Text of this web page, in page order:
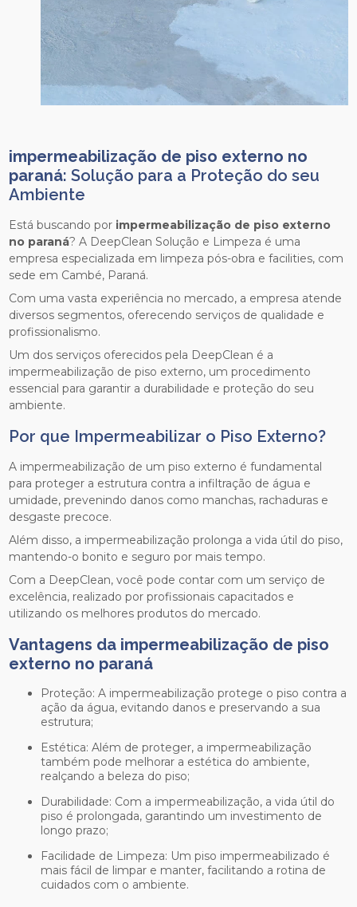
impermeabilização de piso externo no
paraná: Solução para a Proteção do seu
Ambiente
Está buscando por impermeabilização de piso externo
no paraná? A DeepClean Solução e Limpeza é uma
empresa especializada em limpeza pós-obra e facilities, com
sede em Cambé, Paraná.
Com uma vasta experiência no mercado, a empresa atende
diversos segmentos, oferecendo serviços de qualidade e
profissionalismo.
Um dos serviços oferecidos pela DeepClean é a
impermeabilização de piso externo, um procedimento
essencial para garantir a durabilidade e proteção do seu
ambiente.
Por que Impermeabilizar o Piso Externo?
A impermeabilização de um piso externo é fundamental
para proteger a estrutura contra a infiltração de água e
umidade, prevenindo danos como manchas, rachaduras e
desgaste precoce.
Além disso, a impermeabilização prolonga a vida útil do piso,
mantendo-o bonito e seguro por mais tempo.
Com a DeepClean, você pode contar com um serviço de
excelência, realizado por profissionais capacitados e
utilizando os melhores produtos do mercado.
Vantagens da impermeabilização de piso
externo no paraná
Proteção: A impermeabilização protege o piso contra a
ação da água, evitando danos e preservando a sua
estrutura;
Estética: Além de proteger, a impermeabilização
também pode melhorar a estética do ambiente,
realçando a beleza do piso;
Durabilidade: Com a impermeabilização, a vida útil do
piso é prolongada, garantindo um investimento de
longo prazo;
Facilidade de Limpeza: Um piso impermeabilizado é
mais fácil de limpar e manter, facilitando a rotina de
cuidados com o ambiente.